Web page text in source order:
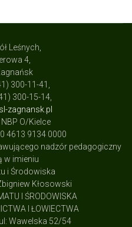
Leśnych,
4,
300-11-41,
300-15-14,
zagnansk.pl
O/Kielce
4613 9134 0000
nadzór pedagogiczny
w imieniu
i Środowiska
Kłosowski
I ŚRODOWISKA
I ŁOWIECTWA
Wawelska 52/54